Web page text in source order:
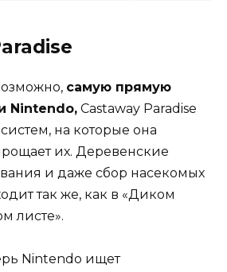
самую прямую
Nintendo, Castaway Paradise
на которые она
их. Деревенские
и даже сбор насекомых
так же, как в «Диком
листе».
Nintendo ищет